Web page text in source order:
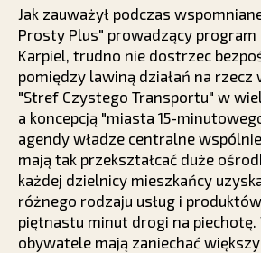
Jak zauważył podczas
Prosty Plus" prowadzący program
Karpiel, trudno nie dostrzec
pomiędzy lawiną działań na rzecz
"Stref Czystego Transportu" w
a koncepcją "miasta 15-
agendy władze centralne
mają tak przekształcać duże
każdej dzielnicy mieszkańcy
różnego rodzaju usług i
piętnastu minut drogi na piechotę.
obywatele mają zaniechać